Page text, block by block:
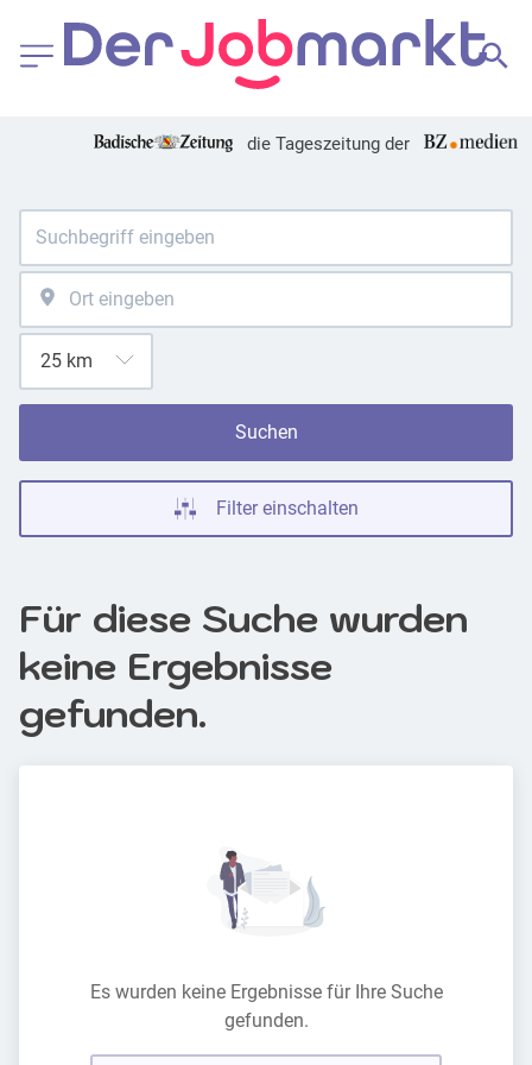
die Tageszeitung der
Suchen
Filter einschalten
Für diese Suche wurden
keine Ergebnisse
gefunden.
Es wurden keine Ergebnisse für Ihre Suche
gefunden.